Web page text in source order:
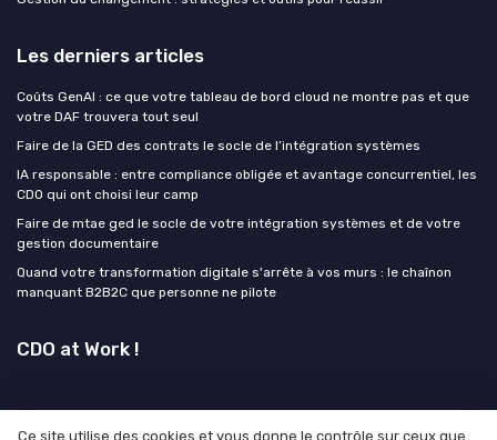
Les derniers articles
Coûts GenAI : ce que votre tableau de bord cloud ne montre pas et que
votre DAF trouvera tout seul
Faire de la GED des contrats le socle de l’intégration systèmes
IA responsable : entre compliance obligée et avantage concurrentiel, les
CDO qui ont choisi leur camp
Faire de mtae ged le socle de votre intégration systèmes et de votre
gestion documentaire
Quand votre transformation digitale s'arrête à vos murs : le chaînon
manquant B2B2C que personne ne pilote
CDO at Work !
Ce site utilise des cookies et vous donne le contrôle sur ceux que